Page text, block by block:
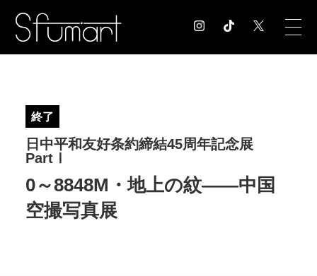
EXHIBITION 展覧会情報
MUSEUM 美術館情報
NEWS
終了
日中平和友好条約締結45周年記念展
PartⅠ
0～8848M・地上の紋――中国
空撮写真展